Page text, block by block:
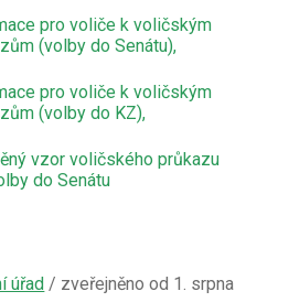
pro voliče k voličským
(volby do Senátu),
pro voliče k voličským
(volby do KZ),
vzor voličského průkazu
do Senátu
úřad / zveřejněno od 1. srpna